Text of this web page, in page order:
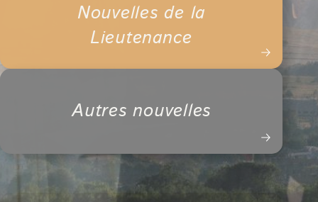
Nouvelles de la
Lieutenance
Autres nouvelles